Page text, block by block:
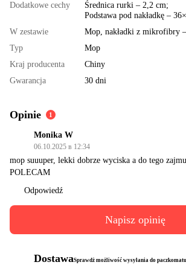
Dodatkowe cechy
Średnica rurki – 2,2 cm;
Podstawa pod nakładkę –
W zestawie
Mop, nakładki z mikrofibry
Typ
Mop
Kraj producenta
Chiny
Gwarancja
30 dni
Opinie 1
Monika W
06.10.2025 в 12:34
mop suuuper, lekki dobrze wyciska a do tego
POLECAM
Odpowiedź
Napisz opinię
DostawaSprawdż możliwość wysyłania do paczkomatu.